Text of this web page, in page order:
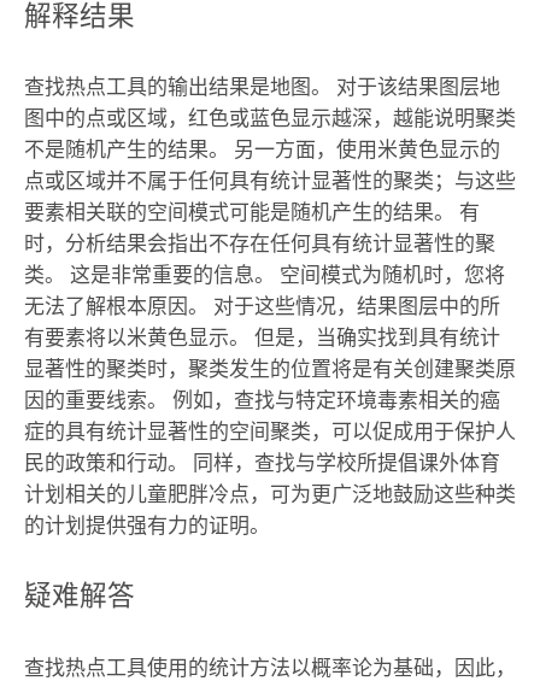
解释结果
查找热点工具的输出结果是地图。 对于该结果图层地
图中的点或区域，红色或蓝色显示越深，越能说明聚类
不是随机产生的结果。 另一方面，使用米黄色显示的
点或区域并不属于任何具有统计显著性的聚类；与这些
要素相关联的空间模式可能是随机产生的结果。 有
时，分析结果会指出不存在任何具有统计显著性的聚
类。 这是非常重要的信息。 空间模式为随机时，您将
无法了解根本原因。 对于这些情况，结果图层中的所
有要素将以米黄色显示。 但是，当确实找到具有统计
显著性的聚类时，聚类发生的位置将是有关创建聚类原
因的重要线索。 例如，查找与特定环境毒素相关的癌
症的具有统计显著性的空间聚类，可以促成用于保护人
民的政策和行动。 同样，查找与学校所提倡课外体育
计划相关的儿童肥胖冷点，可为更广泛地鼓励这些种类
的计划提供强有力的证明。
疑难解答
查找热点工具使用的统计方法以概率论为基础，因此，